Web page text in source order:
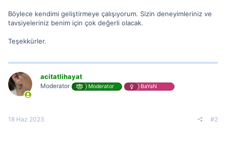
Böylece kendimi geliştirmeye çalışıyorum. Sizin deneyimleriniz ve
tavsiyeleriniz benim için çok değerli olacak.
Teşekkürler.
acitatlihayat
Moderator Moderator BaYaN
18 Haz 2023 #2